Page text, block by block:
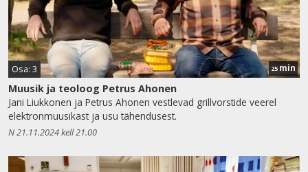
Osa: 3 25 min
Muusik ja teoloog Petrus Ahonen
Jani Liukkonen ja Petrus Ahonen vestlevad grillvorstide veerel
elektronmuusikast ja usu tähendusest.
N 21.11.2024 kell 21.00